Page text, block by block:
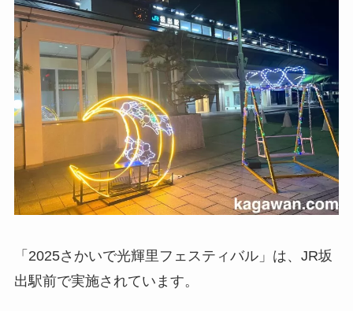
「2025さかいで光輝里フェスティバル」は、JR坂
出駅前で実施されています。